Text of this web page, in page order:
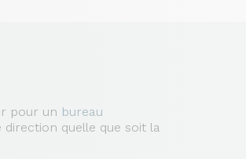
pour un bureau
quelle que soit la